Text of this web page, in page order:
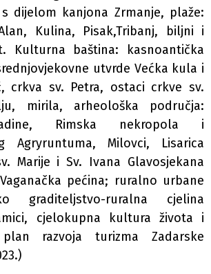
dijelom kanjona Zrmanje, plaže:
Kulina, Pisak,Tribanj, biljni i
Kulturna baština: kasnoantička
utvrde Većka kula i
crkva sv. Petra, ostaci crkve sv.
mirila, arheološka područja:
Rimska nekropola i
Agryruntuma, Milovci, Lisarica
Marije i Sv. Ivana Glavosjekana
pećina; ruralno urbane
graditeljstvo-ruralna cjelina
cjelokupna kultura života i
razvoja turizma Zadarske